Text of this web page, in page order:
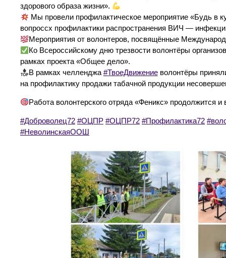
здорового образа жизни».
Мы провели профилактическое мероприятие «Будь в
вопроссх профилактики распространения ВИЧ —
Мероприятия от волонтеров, посвящённые
Ко Всероссийскому дню трезвости волонтёры
рамках проекта «Общее дело».
В рамках челленджа#ТвоеДвижениеволонтёры
на профилактику продажи табачной продукции
Работа волонтерского отряда «Феникс» продолжится
#Доброволец72 #ОЦПР #ОЦПР72 #Профилактика72
#НеволинскаяООШ